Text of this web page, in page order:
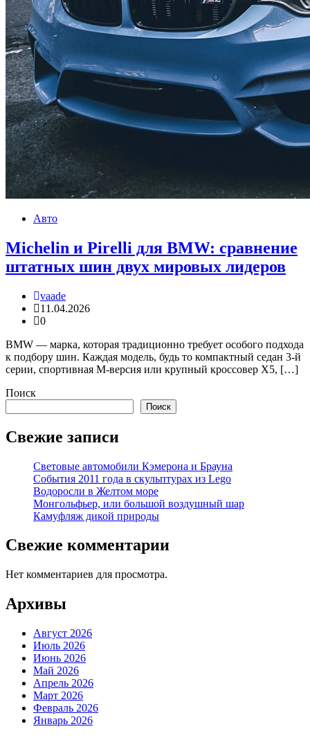
Авто
Michelin и Pirelli для BMW: сравнение
штатных шин двух мировых лидеров
vaade
11.04.2026
0
BMW — марка, которая традиционно требует особого подхода
к подбору шин. Каждая модель, будь то компактный седан 3-й
серии, спортивная М-версия или крупный кроссовер X5, […]
Поиск
Поиск
Свежие записи
Световые автомобили Кэмерона и Брауна
События 2011 года в скульптурах из Lego
Водоросли в Желтом море
Монгольфьер, или большой воздушный шар
Камуфляж дикой природы
Свежие комментарии
Нет комментариев для просмотра.
Архивы
Август 2026
Июль 2026
Июнь 2026
Май 2026
Апрель 2026
Март 2026
Февраль 2026
Январь 2026